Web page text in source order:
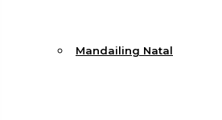
Mandailing Natal